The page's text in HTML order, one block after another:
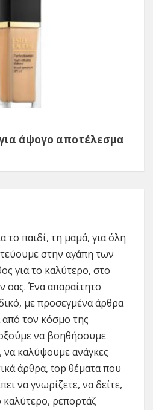
για άψογο αποτέλεσμα
το παιδί, τη μαμά, για όλη
στην αγάπη των
για το καλύτερο, στο
σας. Ένα απαραίτητο
με προσεγμένα άρθρα
τον κόσμο της
να βοηθήσουμε
να καλύψουμε ανάγκες
άρθρα, top θέματα που
να γνωρίζετε, να δείτε,
καλύτερο, ρεπορτάζ